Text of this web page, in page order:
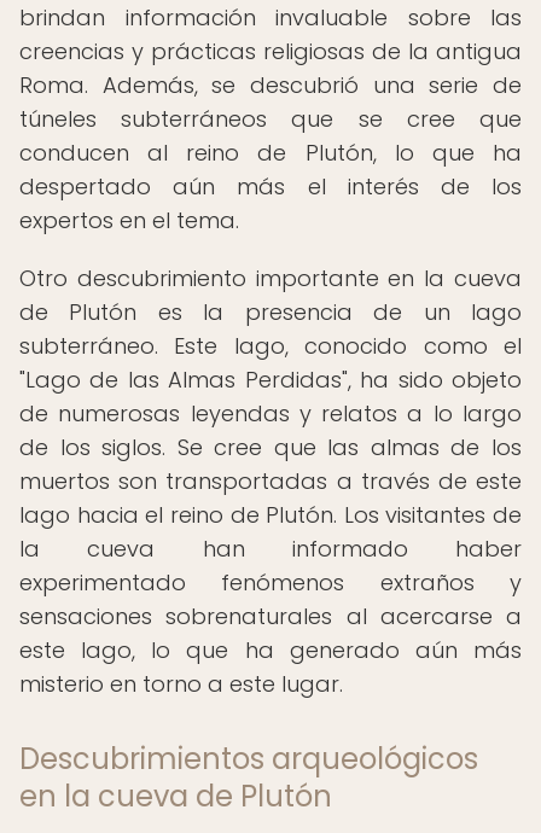
brindan información invaluable sobre las
creencias y prácticas religiosas de la antigua
Roma. Además, se descubrió una serie de
túneles subterráneos que se cree que
conducen al reino de Plutón, lo que ha
despertado aún más el interés de los
expertos en el tema.
Otro descubrimiento importante en la cueva
de Plutón es la presencia de un lago
subterráneo. Este lago, conocido como el
"Lago de las Almas Perdidas", ha sido objeto
de numerosas leyendas y relatos a lo largo
de los siglos. Se cree que las almas de los
muertos son transportadas a través de este
lago hacia el reino de Plutón. Los visitantes de
la cueva han informado haber
experimentado fenómenos extraños y
sensaciones sobrenaturales al acercarse a
este lago, lo que ha generado aún más
misterio en torno a este lugar.
Descubrimientos arqueológicos
en la cueva de Plutón